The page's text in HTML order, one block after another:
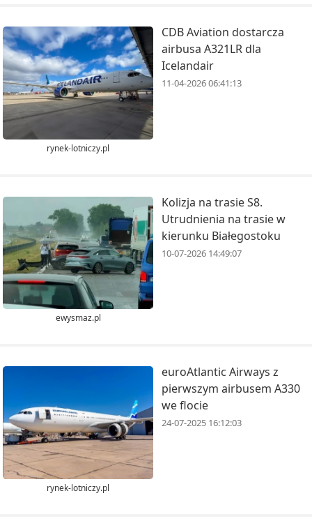
rynek-lotniczy.pl
CDB Aviation dostarcza
airbusa A321LR dla
Icelandair
11-04-2026 06:41:13
ewysmaz.pl
Kolizja na trasie S8.
Utrudnienia na trasie w
kierunku Białegostoku
10-07-2026 14:49:07
rynek-lotniczy.pl
euroAtlantic Airways z
pierwszym airbusem A330
we flocie
24-07-2025 16:12:03